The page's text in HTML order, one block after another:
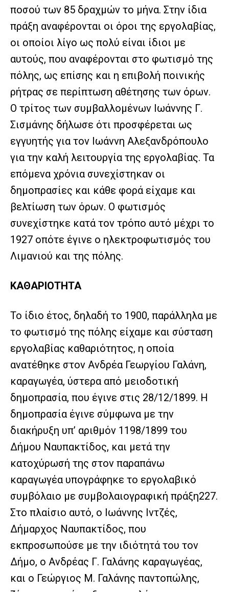
ποσού των 85 δραχμών το μήνα. Στην ίδια
πράξη αναφέρονται οι όροι της εργολαβίας,
οι οποίοι λίγο ως πολύ είναι ίδιοι με
αυτούς, που αναφέρονται στο φωτισμό της
πόλης, ως επίσης και η επιβολή ποινικής
ρήτρας σε περίπτωση αθέτησης των όρων.
Ο τρίτος των συμβαλλομένων Ιωάννης Γ.
Σισμάνης δήλωσε ότι προσφέρεται ως
εγγυητής για τον Ιωάννη Αλεξανδρόπουλο
για την καλή λειτουργία της εργολαβίας. Τα
επόμενα χρόνια συνεχίστηκαν οι
δημοπρασίες και κάθε φορά είχαμε και
βελτίωση των όρων. Ο φωτισμός
συνεχίστηκε κατά τον τρόπο αυτό μέχρι το
1927 οπότε έγινε ο ηλεκτροφωτισμός του
Λιμανιού και της πόλης.
ΚΑΘΑΡΙΟΤΗΤΑ
Το ίδιο έτος, δηλαδή το 1900, παράλληλα με
το φωτισμό της πόλης είχαμε και σύσταση
εργολαβίας καθαριότητος, η οποία
ανατέθηκε στον Ανδρέα Γεωργίου Γαλάνη,
καραγωγέα, ύστερα από μειοδοτική
δημοπρασία, που έγινε στις 28/12/1899. Η
δημοπρασία έγινε σύμφωνα με την
διακήρυξη υπ’ αριθμόν 1198/1899 του
Δήμου Ναυπακτίδος, και μετά την
κατοχύρωσή της στον παραπάνω
καραγωγέα υπογράφηκε το εργολαβικό
συμβόλαιο με συμβολαιογραφική πράξη227.
Στο πλαίσιο αυτό, ο Ιωάννης Ιντζές,
Δήμαρχος Ναυπακτίδος, που
εκπροσωπούσε με την ιδιότητά του τον
Δήμο, ο Ανδρέας Γ. Γαλάνης καραγωγέας,
και ο Γεώργιος Μ. Γαλάνης παντοπώλης,